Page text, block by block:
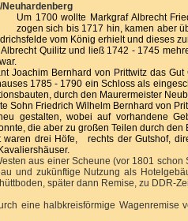
Um 1700 wollte Markgraf Albrecht
zogen sich bis 1717 hin, kamen aber
vom König erhielt und dieses
Quilitz und ließ 1742 - 1745
Joachim Bernhard von Prittwitz das
1785 - 1790 ein Schloss als
durch den Maurermeister
Sohn Friedrich Wilhelm Bernhard von
gestalten, wobei auf vorhandene
die aber zu großen Teilen durch
waren drei Höfe, rechts der Gutshof,
aus einer Scheune (vor 1801
und zukünftige Nutzung als
später dann Remise, zu DDR-
eine halbkreisförmige